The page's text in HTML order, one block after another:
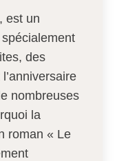
est un
des
nombreuses
la
roman « Le